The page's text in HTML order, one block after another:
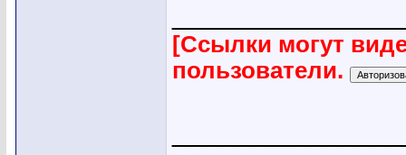
[Ссылки могут
пользователи.